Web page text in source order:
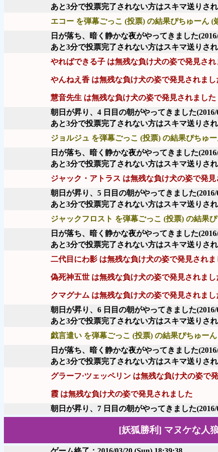
あと3分で投票完了されない方はスキマ送りさ
エコー を弾幕ごっこ (投票) の結果ぴちゅーん (
日が落ち、暗く静かな夜がやってきました
あと3分で投票完了されない方はスキマ送りさ
やればできる子 は無残な負け犬の姿で発見され
やんねえ香 は無残な負け犬の姿で発見されまし
慧音先生 は無残な負け犬の姿で発見されました
朝日が昇り、4 日目の朝がやってきました
あと3分で投票完了されない方はスキマ送りさ
ジョルジュ を弾幕ごっこ (投票) の結果ぴちゅ
日が落ち、暗く静かな夜がやってきました
あと3分で投票完了されない方はスキマ送りさ
ジャック・アトラス は無残な負け犬の姿で発
朝日が昇り、5 日目の朝がやってきました
あと3分で投票完了されない方はスキマ送りさ
ジャックフロスト を弾幕ごっこ (投票) の結果
日が落ち、暗く静かな夜がやってきました
あと3分で投票完了されない方はスキマ送りさ
二代目にわ影 は無残な負け犬の姿で発見されま
偽死神五世 は無残な負け犬の姿で発見されまし
クマグナム は無残な負け犬の姿で発見されまし
朝日が昇り、6 日目の朝がやってきました
あと3分で投票完了されない方はスキマ送りさ
戯言遣い を弾幕ごっこ (投票) の結果ぴちゅー
日が落ち、暗く静かな夜がやってきました
あと3分で投票完了されない方はスキマ送りさ
グラーフ·ツェッペリン は無残な負け犬の姿で
霞 は無残な負け犬の姿で発見されました
朝日が昇り、7 日目の朝がやってきました
[妖狐勝利] マヌケな人